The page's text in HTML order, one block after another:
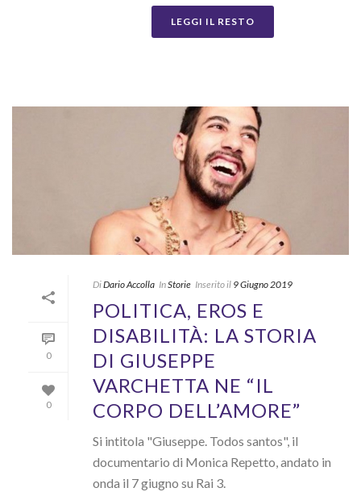
LEGGI IL RESTO
0
0
DiDario Accolla InStorie Inserito il 9 Giugno 2019
POLITICA, EROS E
DISABILITÀ: LA STORIA
DI GIUSEPPE
VARCHETTA NE “IL
CORPO DELL’AMORE”
Si intitola "Giuseppe. Todos santos", il
documentario di Monica Repetto, andato in
onda il 7 giugno su Rai 3.